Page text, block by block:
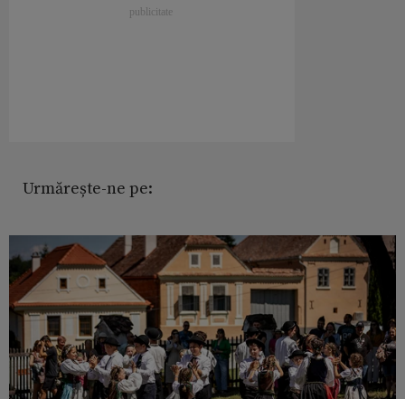
Urmărește-ne pe: